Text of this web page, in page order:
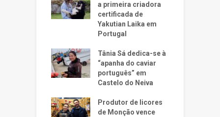
a primeira criadora
certificada de
Yakutian Laika em
Portugal
Tânia Sá dedica-se à
“apanha do caviar
português” em
Castelo do Neiva
Produtor de licores
de Monção vence